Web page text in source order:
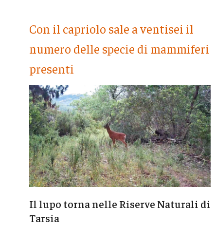
Con il capriolo sale a ventisei il
numero delle specie di mammiferi
presenti
Il lupo torna nelle Riserve Naturali di
Tarsia